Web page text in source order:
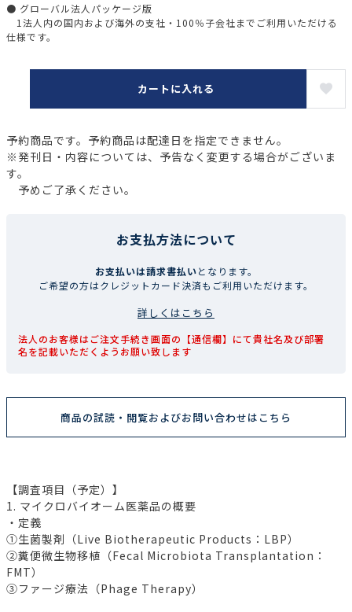
● グローバル法人パッケージ版
1法人内の国内および海外の支社・100％子会社までご利用いただける
仕様です。
カートに入れる
予約商品です。予約商品は配達日を指定できません。
※発刊日・内容については、予告なく変更する場合がございま
す。
予めご了承ください。
お支払方法について
お支払いは請求書払いとなります。
ご希望の方はクレジットカード決済もご利用いただけます。
詳しくはこちら
法人のお客様はご注文手続き画面の【通信欄】にて貴社名及び部署
名を記載いただくようお願い致します
商品の試読・閲覧およびお問い合わせはこちら
【調査項目（予定）】
1. マイクロバイオーム医薬品の概要
・定義
①生菌製剤（Live Biotherapeutic Products：LBP）
②糞便微生物移植（Fecal Microbiota Transplantation：
FMT）
③ファージ療法（Phage Therapy）